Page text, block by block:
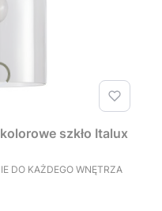
szkło Italux
DO KAŻDEGO WNĘTRZA